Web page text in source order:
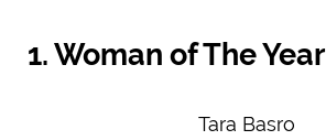
1. Woman of The Year
Tara Basro